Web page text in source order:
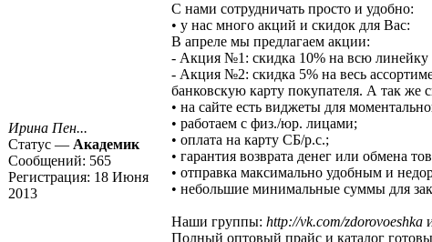
Ирина Пен...
Статус — Академик
Сообщений: 565
Регистрация: 18 Июня
2013
С нами сотрудничать просто и удобно:
• у нас много акций и скидок для Вас:
В апреле мы предлагаем акции:
- Акция №1: скидка 10% на всю
- Акция №2: скидка 5% на весь
банковскую карту покупателя. А так же
• на сайте есть виджеты для
• работаем с физ./юр. лицами;
• оплата на карту СБ/р.с.;
• гарантия возврата денег или обмена
• отправка максимально удобным и
• небольшие минимальные суммы для
Наши группы: http://vk.com/zdorovoeshka
Полный оптовый прайс и каталог